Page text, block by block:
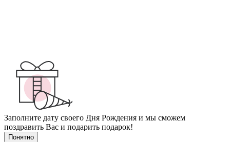
Заполните дату своего Дня Рождения и мы сможем
поздравить Вас и подарить подарок!
Понятно